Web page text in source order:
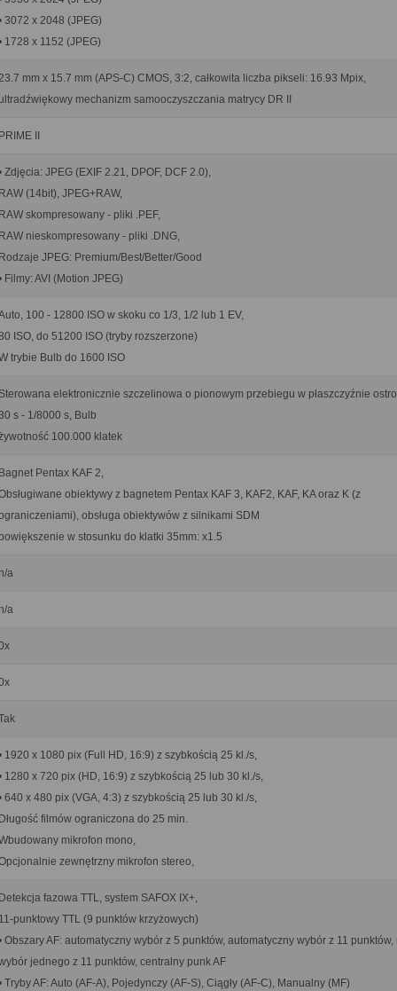
3072 x 2048 (JPEG)
1728 x 1152 (JPEG)
mm x 15.7 mm (APS-C) CMOS, 3:2, całkowita liczba pikseli: 16.93 Mpix,
mechanizm samooczyszczania matrycy DR II
II
Zdjęcia: JPEG (EXIF 2.21, DPOF, DCF 2.0),
(14bit), JPEG+RAW,
skompresowany - pliki .PEF,
nieskompresowany - pliki .DNG,
JPEG: Premium/Best/Better/Good
Filmy: AVI (Motion JPEG)
100 - 12800 ISO w skoku co 1/3, 1/2 lub 1 EV,
ISO, do 51200 ISO (tryby rozszerzone)
trybie Bulb do 1600 ISO
elektronicznie szczelinowa o pionowym przebiegu w płaszczyźnie
s - 1/8000 s, Bulb
100.000 klatek
Pentax KAF 2,
obiektywy z bagnetem Pentax KAF 3, KAF2, KAF, KA oraz K (z
obsługa obiektywów z silnikami SDM
w stosunku do klatki 35mm: x1.5
a
a
1920 x 1080 pix (Full HD, 16:9) z szybkością 25 kl./s,
1280 x 720 pix (HD, 16:9) z szybkością 25 lub 30 kl./s,
640 x 480 pix (VGA, 4:3) z szybkością 25 lub 30 kl./s,
filmów ograniczona do 25 min.
mikrofon mono,
zewnętrzny mikrofon stereo,
fazowa TTL, system SAFOX IX+,
punktowy TTL (9 punktów krzyżowych)
Obszary AF: automatyczny wybór z 5 punktów, automatyczny wybór z 11 punktów,
jednego z 11 punktów, centralny punk AF
Tryby AF: Auto (AF-A), Pojedynczy (AF-S), Ciągły (AF-C), Manualny (MF)